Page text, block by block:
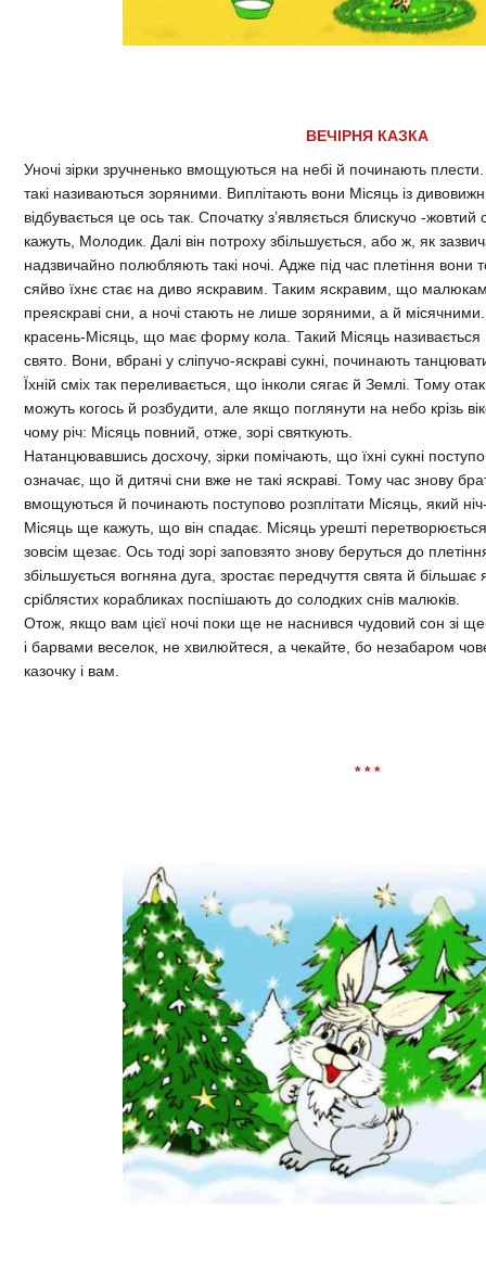
ВЕЧІРНЯ КАЗКА
Уночі зірки зручненько вмощуються на небі й починають плести.
такі називаються зоряними. Виплітають вони Місяць із
відбувається це ось так. Спочатку з’являється блискучо -
кажуть, Молодик. Далі він потроху збільшується, або ж, як
надзвичайно полюбляють такі ночі. Адже під час плетіння вони
сяйво їхнє стає на диво яскравим. Таким яскравим, що малюкам
преяскраві сни, а ночі стають не лише зоряними, а й місячними.
красень-Місяць, що має форму кола. Такий Місяць називається
свято. Вони, вбрані у сліпучо-яскраві сукні, починають
Їхній сміх так переливається, що інколи сягає й Землі. Тому
можуть когось й розбудити, але якщо поглянути на небо крізь
чому річ: Місяць повний, отже, зорі святкують.
Натанцювавшись досхочу, зірки помічають, що їхні сукні
означає, що й дитячі сни вже не такі яскраві. Тому час знову
вмощуються й починають поступово розплітати Місяць, який
Місяць ще кажуть, що він спадає. Місяць урешті
зовсім щезає. Ось тоді зорі заповзято знову беруться до
збільшується вогняна дуга, зростає передчуття свята й
сріблястих корабликах поспішають до солодких снів малюків.
Отож, якщо вам цієї ночі поки ще не наснився чудовий сон зі
і барвами веселок, не хвилюйтеся, а чекайте, бо незабаром
казочку і вам.
* * *